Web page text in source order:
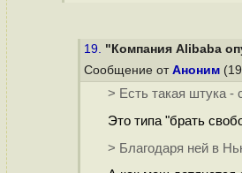
19. "Компания Alibaba
Сообщение от Аноним
> Есть такая штука -
Это типа "брать
> Благодаря ней в